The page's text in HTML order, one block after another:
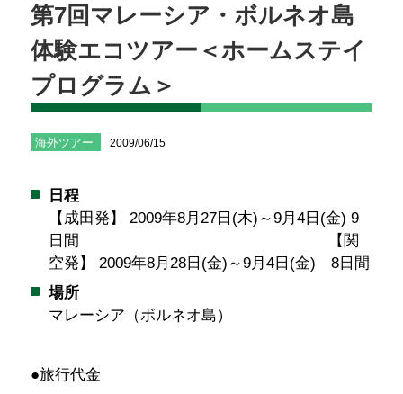
第7回マレーシア・ボルネオ島
体験エコツアー＜ホームステイ
プログラム＞
海外ツアー 2009/06/15
日程
【成田発】 2009年8月27日(木)～9月4日(金) 9
日間 【関
空発】 2009年8月28日(金)～9月4日(金) 8日間
場所
マレーシア（ボルネオ島）
●旅行代金